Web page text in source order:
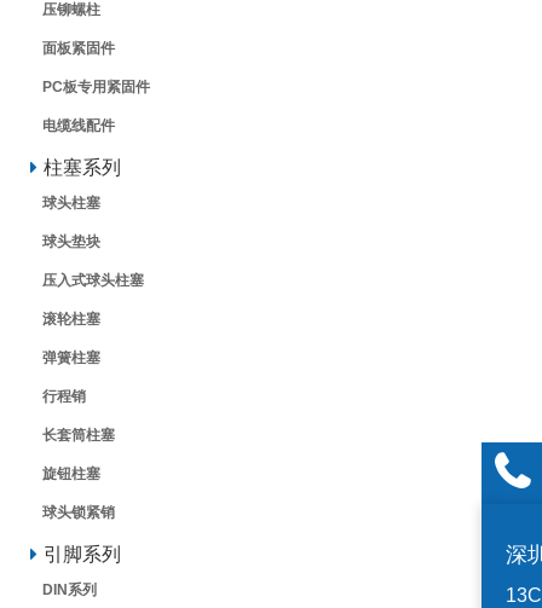
压铆螺柱
面板紧固件
PC板专用紧固件
电缆线配件
柱塞系列
球头柱塞
球头垫块
压入式球头柱塞
滚轮柱塞
弹簧柱塞
行程销
长套筒柱塞
旋钮柱塞
球头锁紧销
引脚系列
DIN系列
深